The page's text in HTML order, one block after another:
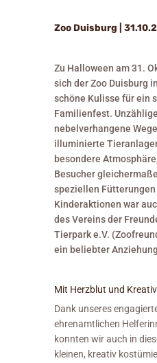
Zoo Duisburg |
Zu Halloween am 31.
sich der Zoo Duisburg
schöne Kulisse für ein
Familienfest.
nebelverhangene
illuminierte
besondere
Besucher
speziellen
Kinderaktionen war
des Vereins der
Tierpark e.V.
ein beliebter
Mit Herzblut und
Dank unseres
ehrenamtlichen
konnten wir auch in
kleinen, kreativ